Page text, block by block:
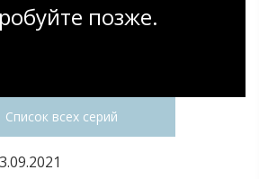
позже.
Список всех серий